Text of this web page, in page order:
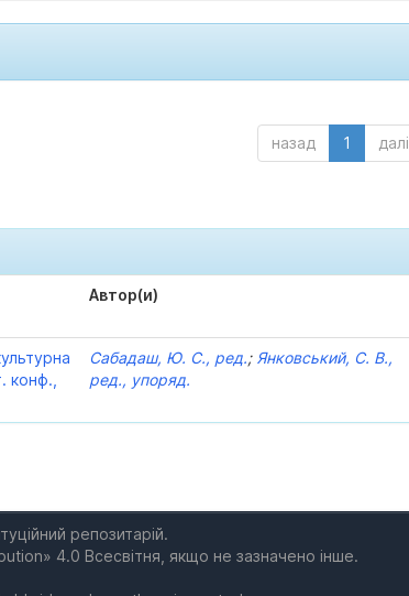
назад 1 далі
Автор(и)
конф.,
Сабадаш, Ю. С., ред.; Янковський, С. В.,
ред., упоряд.
репозитарій.
4.0 Всесвітня, якщо не зазначено інше.